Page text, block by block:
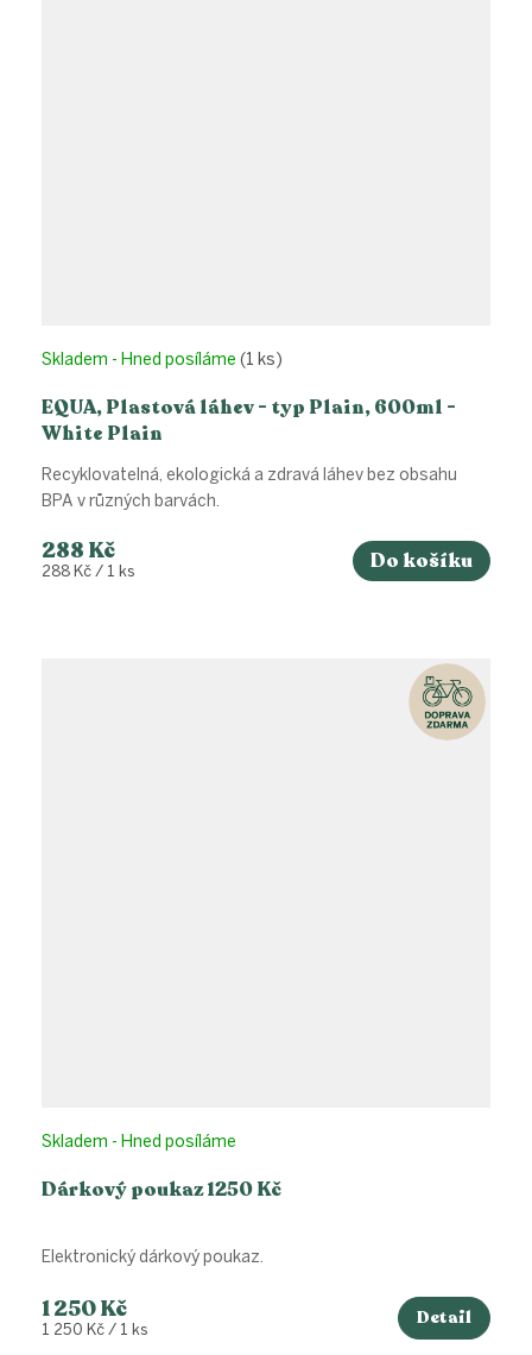
EQUA, Plastová láhev - typ Plain, 600ml -
White Plain
Skladem - Hned posíláme (1 ks)
288 Kč
Měrná
288 Kč / 1 ks Do košíku
Recyklovatelná, ekologická a zdravá láhev bez obsahu
BPA v různých barvách.
Dárkový poukaz 1250 Kč
Skladem - Hned posíláme
1 250 Kč
Měrná
1 250 Kč / 1 ks
Detail
Elektronický dárkový poukaz.